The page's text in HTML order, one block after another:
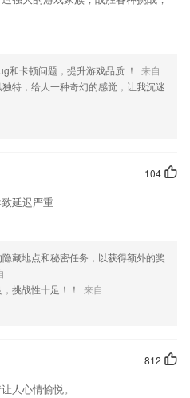
和卡顿问题，提升游戏品质 ！
来自
独特，给人一种奇幻的感觉，让我沉迷
104
延迟严重
隐藏地点和秘密任务，以获得额外的奖
挑战性十足！！
来自
812
人心情愉悦。